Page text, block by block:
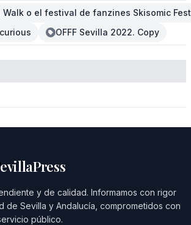
Walk o el festival de fanzines Skisomic Fest
OFFF Sevilla 2022. Copy
y de calidad. Informamos con rigor
de Sevilla y Andalucía, comprometidos con
público.